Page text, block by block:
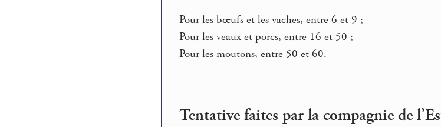
Pour les bœufs et les vaches, entre 6 et 9 ;
Pour les veaux et porcs, entre 16 et 50 ;
Pour les moutons, entre 50 et 60.
Tentative faites par la compagnie de